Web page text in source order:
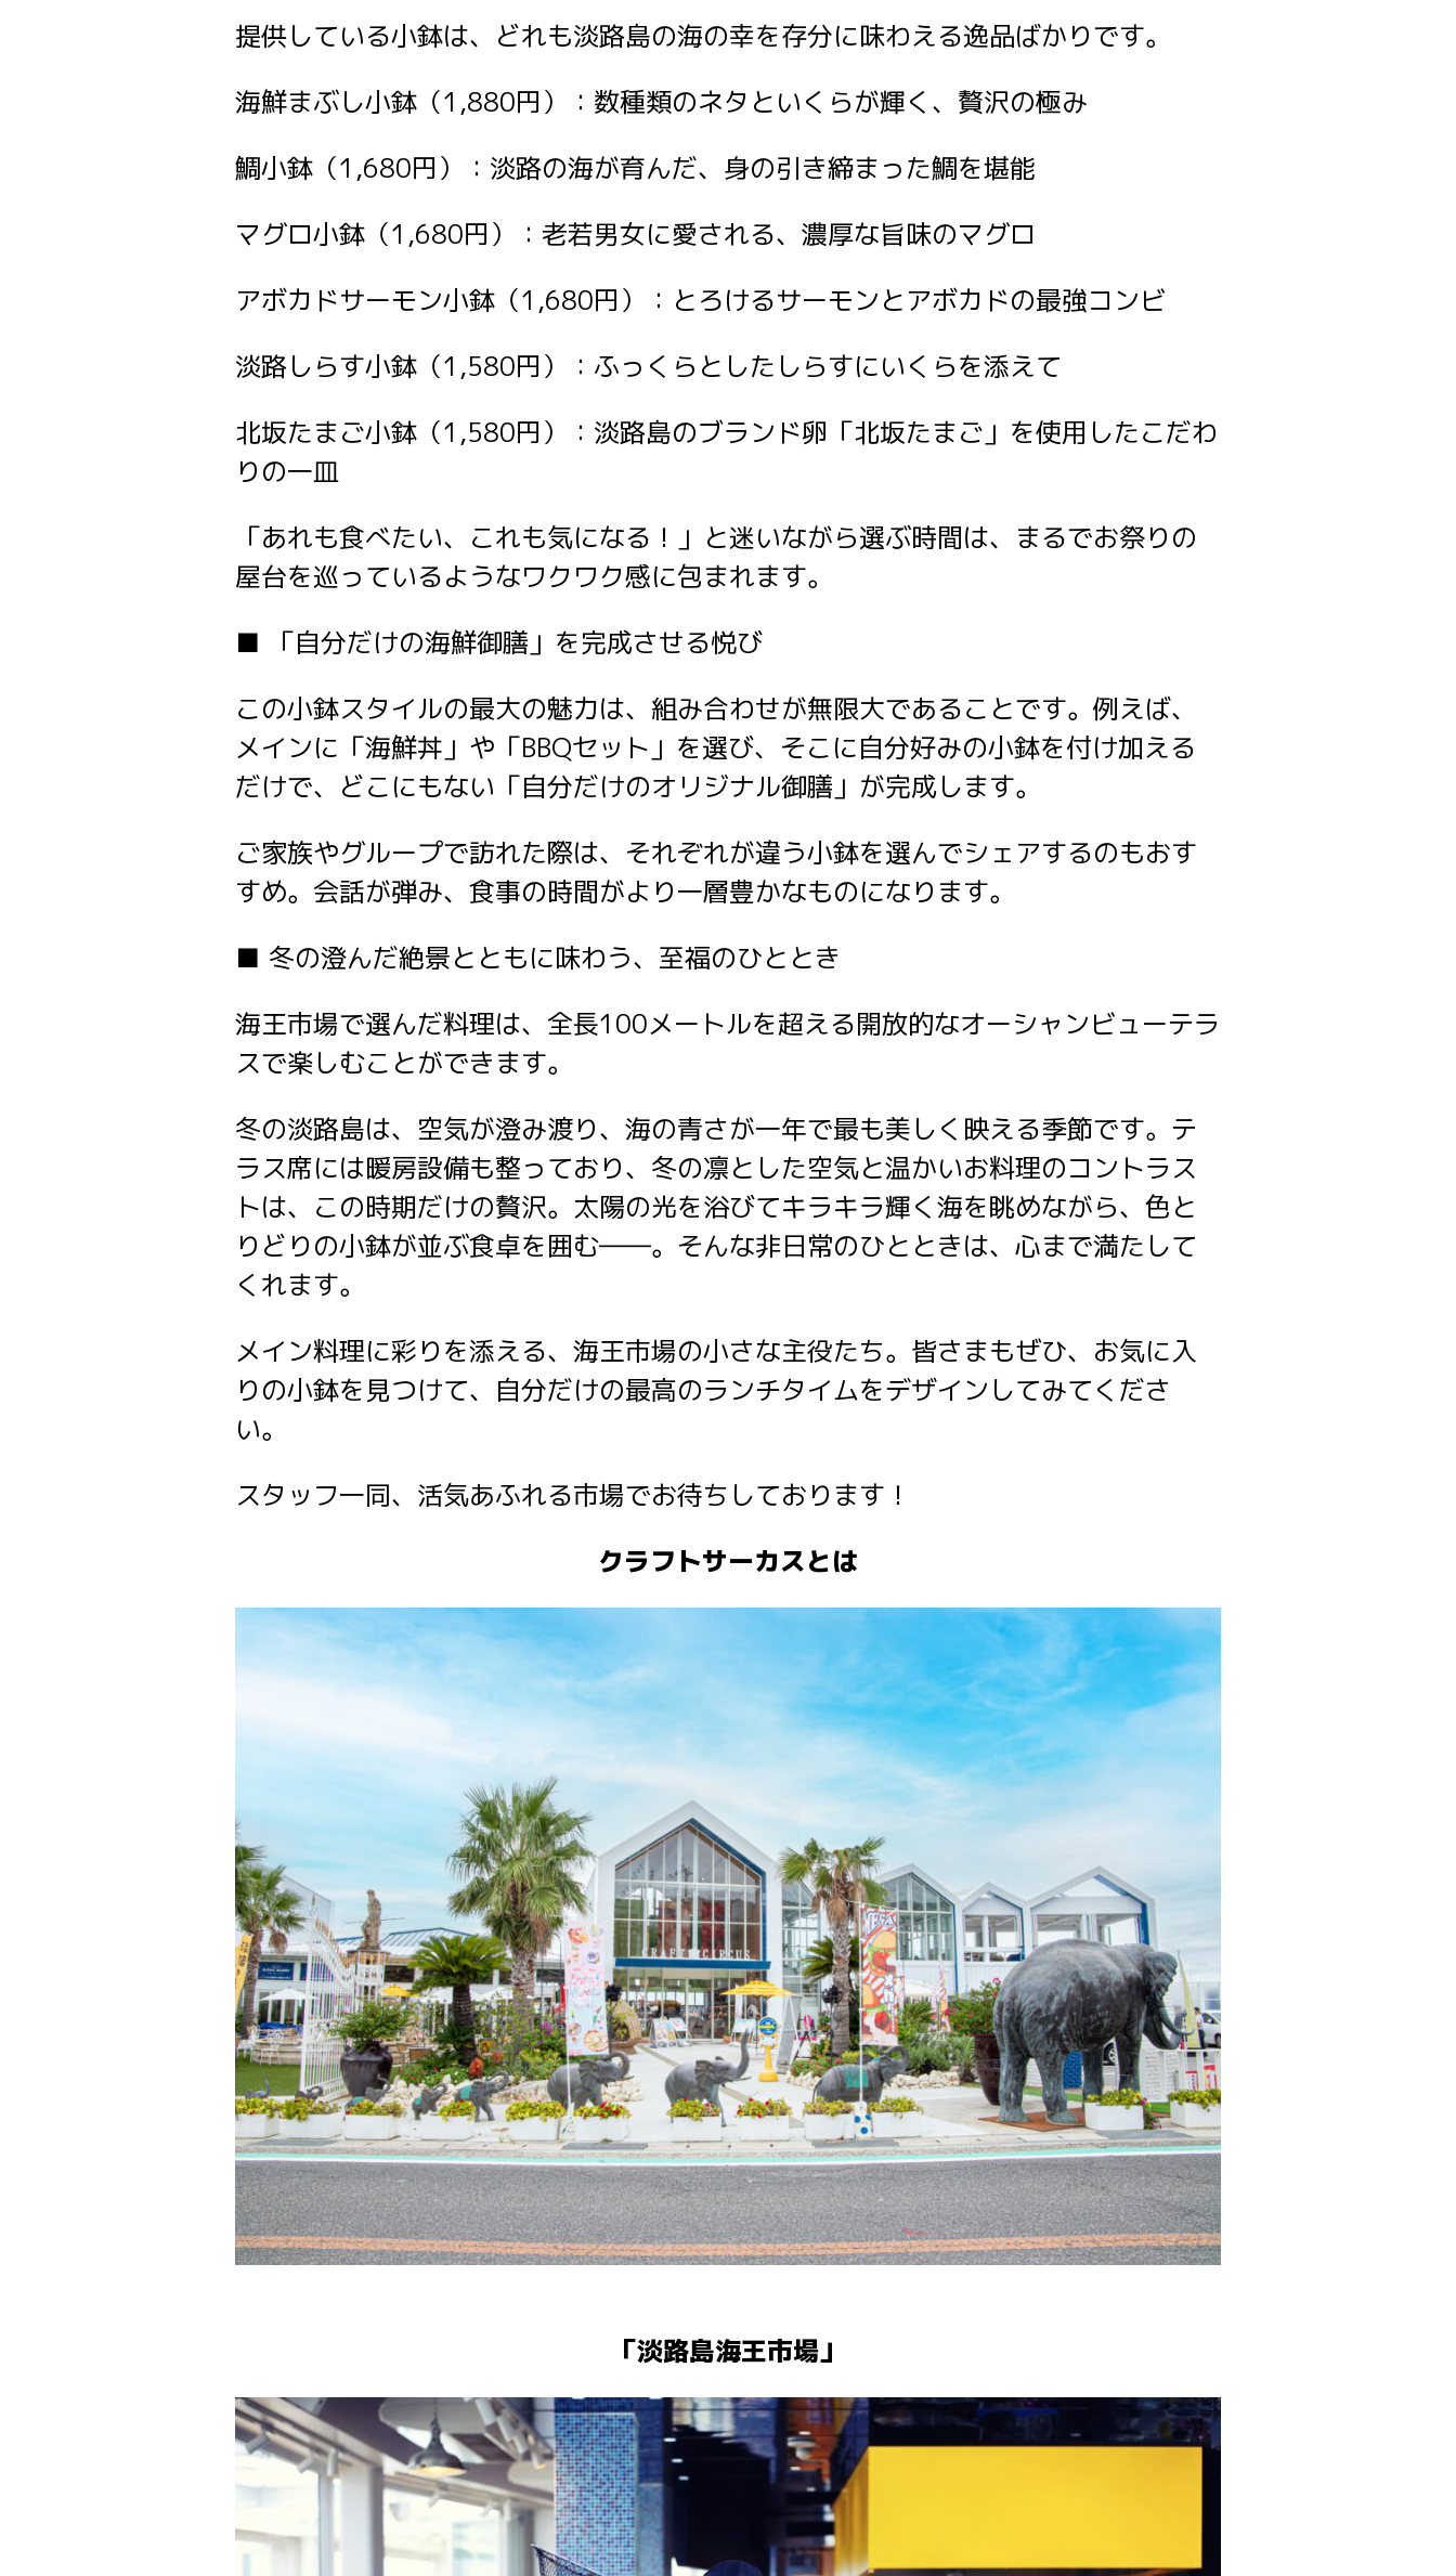
提供している小鉢は、どれも淡路島の海の幸を存分に味わえる逸品ばかりです。
海鮮まぶし小鉢（1,880円）：数種類のネタといくらが輝く、贅沢の極み
鯛小鉢（1,680円）：淡路の海が育んだ、身の引き締まった鯛を堪能
マグロ小鉢（1,680円）：老若男女に愛される、濃厚な旨味のマグロ
アボカドサーモン小鉢（1,680円）：とろけるサーモンとアボカドの最強コンビ
淡路しらす小鉢（1,580円）：ふっくらとしたしらすにいくらを添えて
北坂たまご小鉢（1,580円）：淡路島のブランド卵「北坂たまご」を使用したこだわ
りの一皿
「あれも食べたい、これも気になる！」と迷いながら選ぶ時間は、まるでお祭りの
屋台を巡っているようなワクワク感に包まれます。
■ 「自分だけの海鮮御膳」を完成させる悦び
この小鉢スタイルの最大の魅力は、組み合わせが無限大であることです。例えば、
メインに「海鮮丼」や「BBQセット」を選び、そこに自分好みの小鉢を付け加える
だけで、どこにもない「自分だけのオリジナル御膳」が完成します。
ご家族やグループで訪れた際は、それぞれが違う小鉢を選んでシェアするのもおす
すめ。会話が弾み、食事の時間がより一層豊かなものになります。
■ 冬の澄んだ絶景とともに味わう、至福のひととき
海王市場で選んだ料理は、全長100メートルを超える開放的なオーシャンビューテラ
スで楽しむことができます。
冬の淡路島は、空気が澄み渡り、海の青さが一年で最も美しく映える季節です。テ
ラス席には暖房設備も整っており、冬の凛とした空気と温かいお料理のコントラス
トは、この時期だけの贅沢。太陽の光を浴びてキラキラ輝く海を眺めながら、色と
りどりの小鉢が並ぶ食卓を囲む――。そんな非日常のひとときは、心まで満たして
くれます。
メイン料理に彩りを添える、海王市場の小さな主役たち。皆さまもぜひ、お気に入
りの小鉢を見つけて、自分だけの最高のランチタイムをデザインしてみてくださ
い。
スタッフ一同、活気あふれる市場でお待ちしております！
クラフトサーカスとは
「淡路島海王市場」